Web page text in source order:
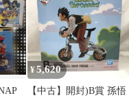
ギ
ダイ
¥5,620
【中古】開封)B賞 孫悟